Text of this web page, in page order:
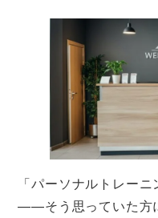
「パーソナルトレー
——そう思っていた方